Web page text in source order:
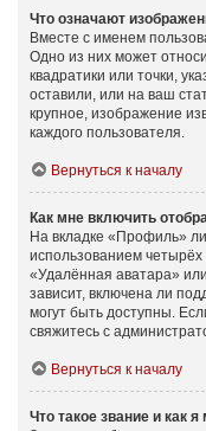
Что означают
Вместе с именем
Одно из них может
квадратики или точки,
оставили, или на ваш
крупное, изображение
каждого пользователя.
Вернуться к началу
Как мне включить
На вкладке «Профиль»
использованием
«Удалённая аватара»
зависит, включена ли
могут быть доступны.
свяжитесь с
Вернуться к началу
Что такое звание и как